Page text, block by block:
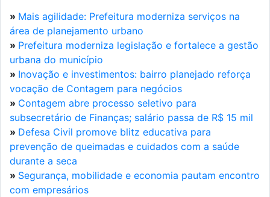
» Mais agilidade: Prefeitura moderniza serviços na
área de planejamento urbano
» Prefeitura moderniza legislação e fortalece a gestão
urbana do município
» Inovação e investimentos: bairro planejado reforça
vocação de Contagem para negócios
» Contagem abre processo seletivo para
subsecretário de Finanças; salário passa de R$ 15 mil
» Defesa Civil promove blitz educativa para
prevenção de queimadas e cuidados com a saúde
durante a seca
» Segurança, mobilidade e economia pautam encontro
com empresários